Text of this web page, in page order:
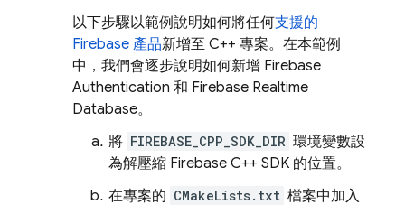
以下步驟以範例說明如何將任何支援的
Firebase 產品新增至 C++ 專案。在本範例
中，我們會逐步說明如何新增 Firebase
Authentication 和 Firebase Realtime
Database。
將 FIREBASE_CPP_SDK_DIR 環境變數設
為解壓縮 Firebase C++ SDK 的位置。
在專案的 CMakeLists.txt 檔案中加入